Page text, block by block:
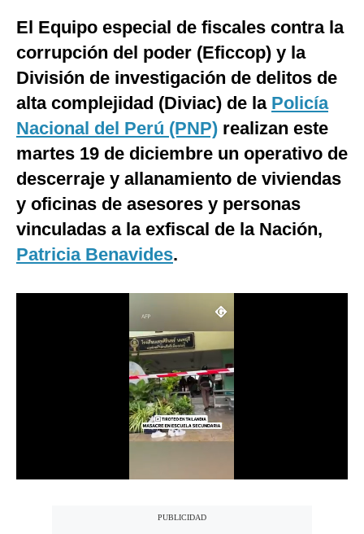
Internacional
Tecnología
Mix
G de Gestión
Notas Contratadas
Gestión TV
Condiciones
El Equipo especial de fiscales contra la
corrupción del poder (Eficcop) y la
División de investigación de delitos de
alta complejidad (Diviac) de la Policía
Nacional del Perú (PNP) realizan este
martes 19 de diciembre un operativo de
descerraje y allanamiento de viviendas
y oficinas de asesores y personas
vinculadas a la exfiscal de la Nación,
Patricia Benavides.